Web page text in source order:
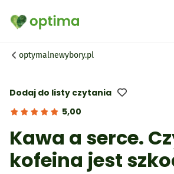
optymalnewybory.pl
5,00
Dodaj do listy czytania
Kawa a serce.
kofeina jest